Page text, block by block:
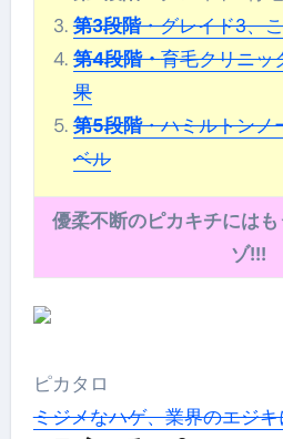
第3段階・グレイド3、
第4段階・育毛クリニッ
果
第5段階・ハミルトンノ
ベル
優柔不断のピカキチには
ゾ!!!
ピカタロ
ミジメなハゲ、業界のエジ